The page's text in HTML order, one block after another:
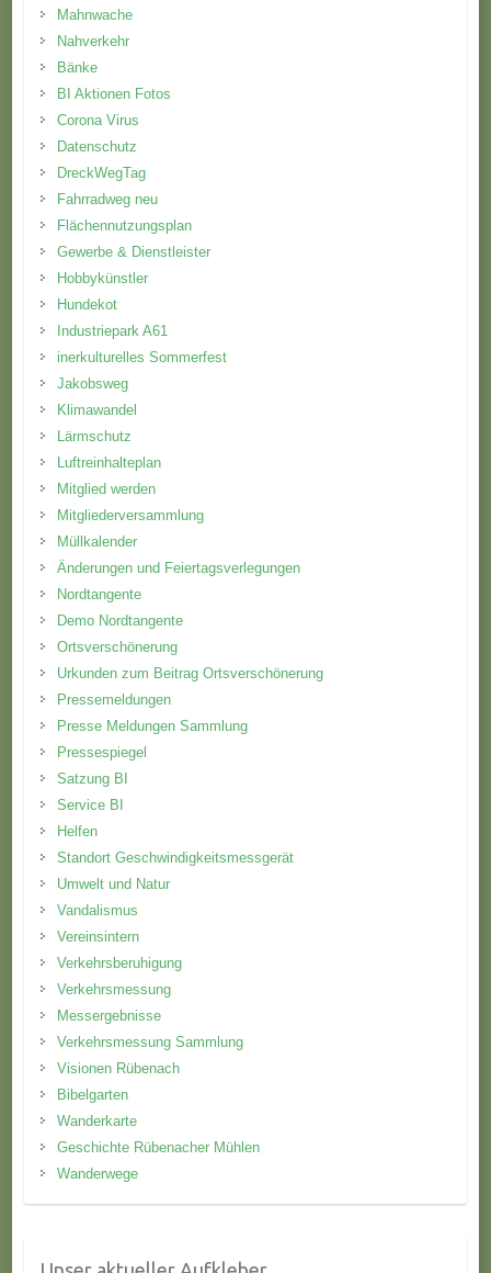
Mahnwache
Nahverkehr
Bänke
BI Aktionen Fotos
Corona Virus
Datenschutz
DreckWegTag
Fahrradweg neu
Flächennutzungsplan
Gewerbe & Dienstleister
Hobbykünstler
Hundekot
Industriepark A61
inerkulturelles Sommerfest
Jakobsweg
Klimawandel
Lärmschutz
Luftreinhalteplan
Mitglied werden
Mitgliederversammlung
Müllkalender
Änderungen und Feiertagsverlegungen
Nordtangente
Demo Nordtangente
Ortsverschönerung
Urkunden zum Beitrag Ortsverschönerung
Pressemeldungen
Presse Meldungen Sammlung
Pressespiegel
Satzung BI
Service BI
Helfen
Standort Geschwindigkeitsmessgerät
Umwelt und Natur
Vandalismus
Vereinsintern
Verkehrsberuhigung
Verkehrsmessung
Messergebnisse
Verkehrsmessung Sammlung
Visionen Rübenach
Bibelgarten
Wanderkarte
Geschichte Rübenacher Mühlen
Wanderwege